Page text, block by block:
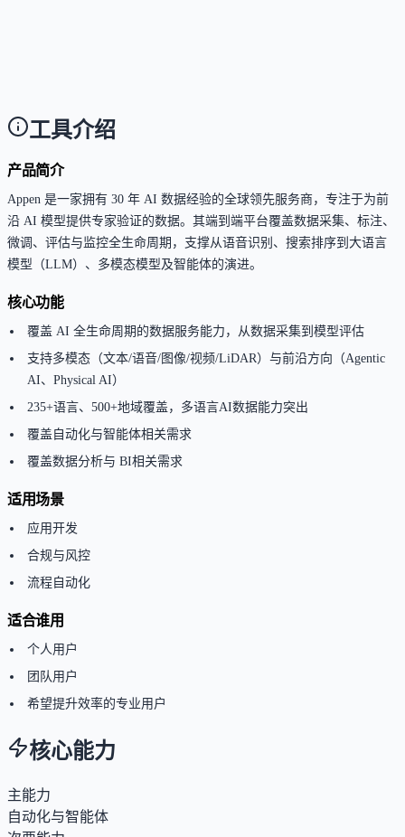
工具介绍
产品简介
Appen 是一家拥有 30 年 AI 数据经验的全球领先服务商，专注于为前
沿 AI 模型提供专家验证的数据。其端到端平台覆盖数据采集、标注、
微调、评估与监控全生命周期，支撑从语音识别、搜索排序到大语言
模型（LLM）、多模态模型及智能体的演进。
核心功能
覆盖 AI 全生命周期的数据服务能力，从数据采集到模型评估
支持多模态（文本/语音/图像/视频/LiDAR）与前沿方向（Agentic
AI、Physical AI）
235+语言、500+地域覆盖，多语言AI数据能力突出
覆盖自动化与智能体相关需求
覆盖数据分析与 BI相关需求
适用场景
应用开发
合规与风控
流程自动化
适合谁用
个人用户
团队用户
希望提升效率的专业用户
核心能力
主能力
自动化与智能体